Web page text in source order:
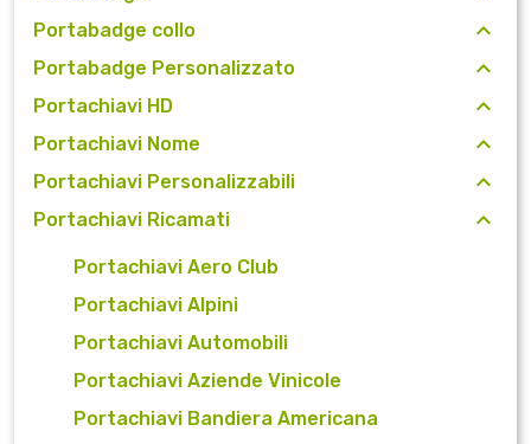
Portabadge collo
Portabadge Personalizzato
Portachiavi HD
Portachiavi Nome
Portachiavi Personalizzabili
Portachiavi Ricamati
Portachiavi Aero Club
Portachiavi Alpini
Portachiavi Automobili
Portachiavi Aziende Vinicole
Portachiavi Bandiera Americana